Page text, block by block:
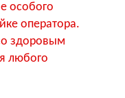
особого
оператора.
здоровым
любого